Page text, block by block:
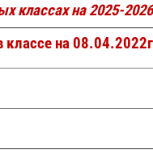
классах на 2025-
классе на